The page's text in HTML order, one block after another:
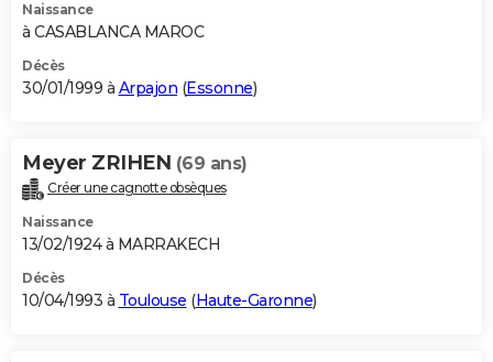
Naissance
à CASABLANCA MAROC
Décès
30/01/1999 à Arpajon (Essonne)
Meyer ZRIHEN (69 ans)
Créer une cagnotte obsèques
Naissance
13/02/1924 à MARRAKECH
Décès
10/04/1993 à Toulouse (Haute-Garonne)